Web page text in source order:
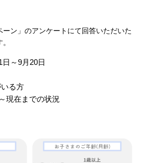
ーン」のアンケートにて回答いただいた
～9月20日
る方
現在までの状況